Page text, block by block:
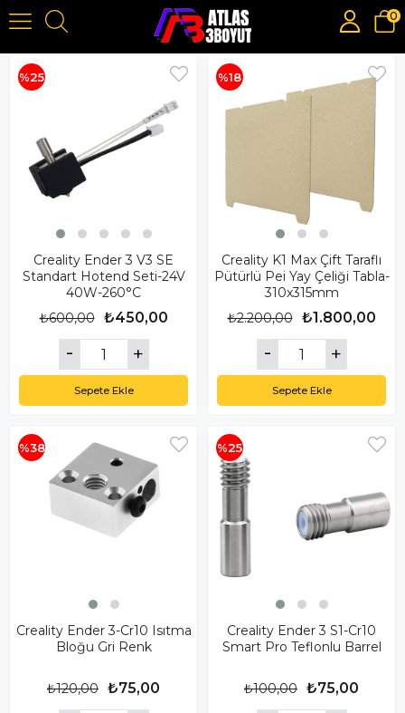
0
Creality Ender 3 V3 SE
Standart Hotend Seti-24V
40W-260°C
₺450,00
₺600,00
Sepete Ekle
%25
Creality K1 Max Çift Taraflı
Pütürlü Pei Yay Çeliği Tabla-
310x315mm
₺1.800,00
₺2.200,00
Sepete Ekle
%18
Creality Ender 3-Cr10 Isıtma
Bloğu Gri Renk
₺75,00
₺120,00
%38
Creality Ender 3 S1-Cr10
Smart Pro Teflonlu Barrel
₺75,00
₺100,00
%25